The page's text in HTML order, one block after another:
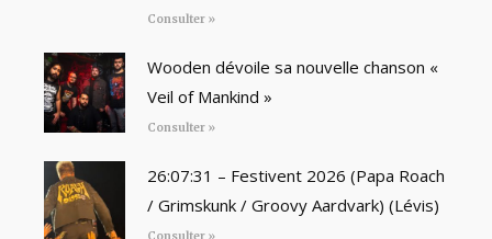
Consulter »
Wooden dévoile sa nouvelle chanson «
Veil of Mankind »
Consulter »
26:07:31 – Festivent 2026 (Papa Roach
/ Grimskunk / Groovy Aardvark) (Lévis)
Consulter »